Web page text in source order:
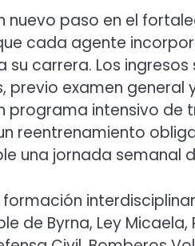
nuevo paso en el
cada agente
carrera. Los
previo examen general
programa intensivo de
reentrenamiento
una jornada semanal
formación
de Byrna, Ley